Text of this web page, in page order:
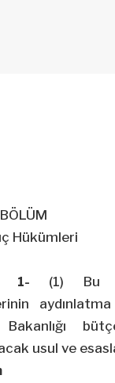
Hükümleri
1- (1) Bu
usul ve